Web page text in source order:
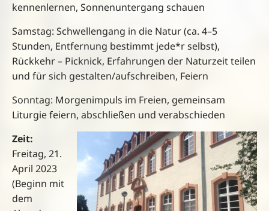
kennenlernen, Sonnenuntergang schauen
Samstag: Schwellengang in die Natur(ca. 4–5
Stunden, Entfernung bestimmt jede*rselbst),
Rückkehr– Picknick, Erfahrungen der Naturzeitteilen
und für sich gestalten/aufschreiben, Feiern
Sonntag: Morgenimpuls im Freien, gemeinsam
Liturgie feiern, abschließen und verabschieden
Zeit:
Freitag, 21.
April 2023
(Beginn mit
dem